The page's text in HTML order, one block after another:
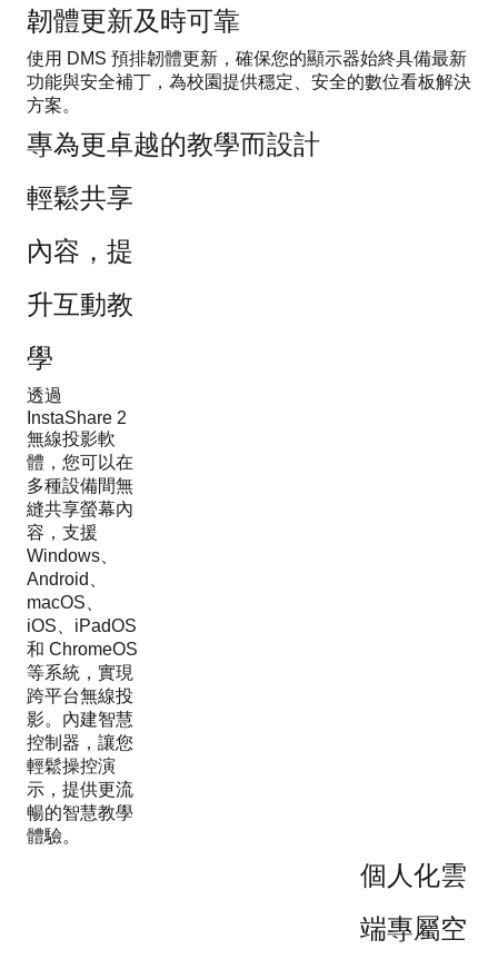
韌體更新及時可靠
使用 DMS 預排韌體更新，確保您的顯示器始終具備最新
功能與安全補丁，為校園提供穩定、安全的數位看板解決
方案。
專為更卓越的教學而設計
輕鬆共享
內容，提
升互動教
學
透過
InstaShare 2
無線投影軟
體，您可以在
多種設備間無
縫共享螢幕內
容，支援
Windows、
Android、
macOS、
iOS、iPadOS
和 ChromeOS
等系統，實現
跨平台無線投
影。內建智慧
控制器，讓您
輕鬆操控演
示，提供更流
暢的智慧教學
體驗。
個人化雲
端專屬空